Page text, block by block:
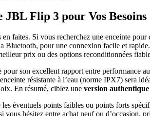
Flip 3 pour Vos Besoins
faites. Si vous recherchez une enceinte
Bluetooth, pour une connexion facile et
prix ou des options reconditionnées
son excellent rapport entre performance
résistante à l’eau (norme IPX7) sera
En résumé, ciblez une version
les éventuels points faibles ou points forts
hésitez entre achat neuf ou